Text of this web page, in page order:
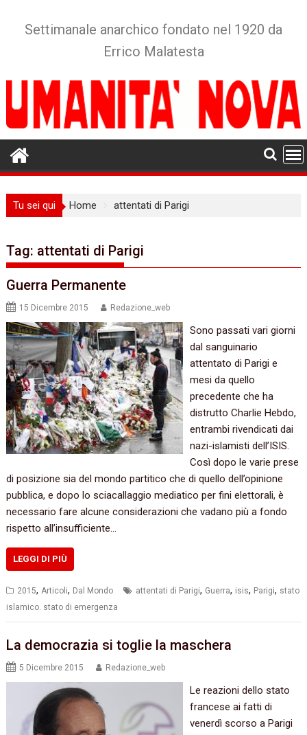
Settimanale anarchico fondato nel 1920 da
Errico Malatesta
Tu sei qui Home attentati di Parigi
Tag: attentati di Parigi
Guerra Permanente
15 Dicembre 2015 Redazione_web
Sono passati vari giorni
dal sanguinario
attentato di Parigi e
mesi da quello
precedente che ha
distrutto Charlie Hebdo,
entrambi rivendicati dai
nazi-islamisti dell’ISIS.
Così dopo le varie prese
di posizione sia del mondo partitico che di quello dell’opinione
pubblica, e dopo lo sciacallaggio mediatico per fini elettorali, è
necessario fare alcune considerazioni che vadano più a fondo
rispetto all’insufficiente…
LEGGI DI PIÙ
2015,Articoli, Dal Mondo attentati di Parigi, Guerra, isis, Parigi, stato
islamico. stato di emergenza
La democrazia si toglie la maschera
5 Dicembre 2015 Redazione_web
Le reazioni dello stato
francese ai fatti di
venerdì scorso a Parigi